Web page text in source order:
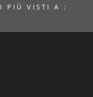
I PIÙ VISTI A :